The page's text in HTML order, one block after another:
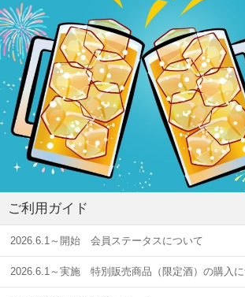
ご利用ガイド
2026.6.1～開始 会員ステータスについて
2026.6.1～実施 特別販売商品（限定酒）の購入